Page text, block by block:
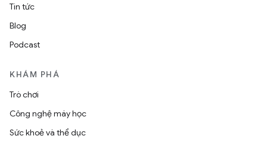
Tin tức
Blog
Podcast
KHÁM PHÁ
Trò chơi
Công nghệ máy học
Sức khoẻ và thể dục